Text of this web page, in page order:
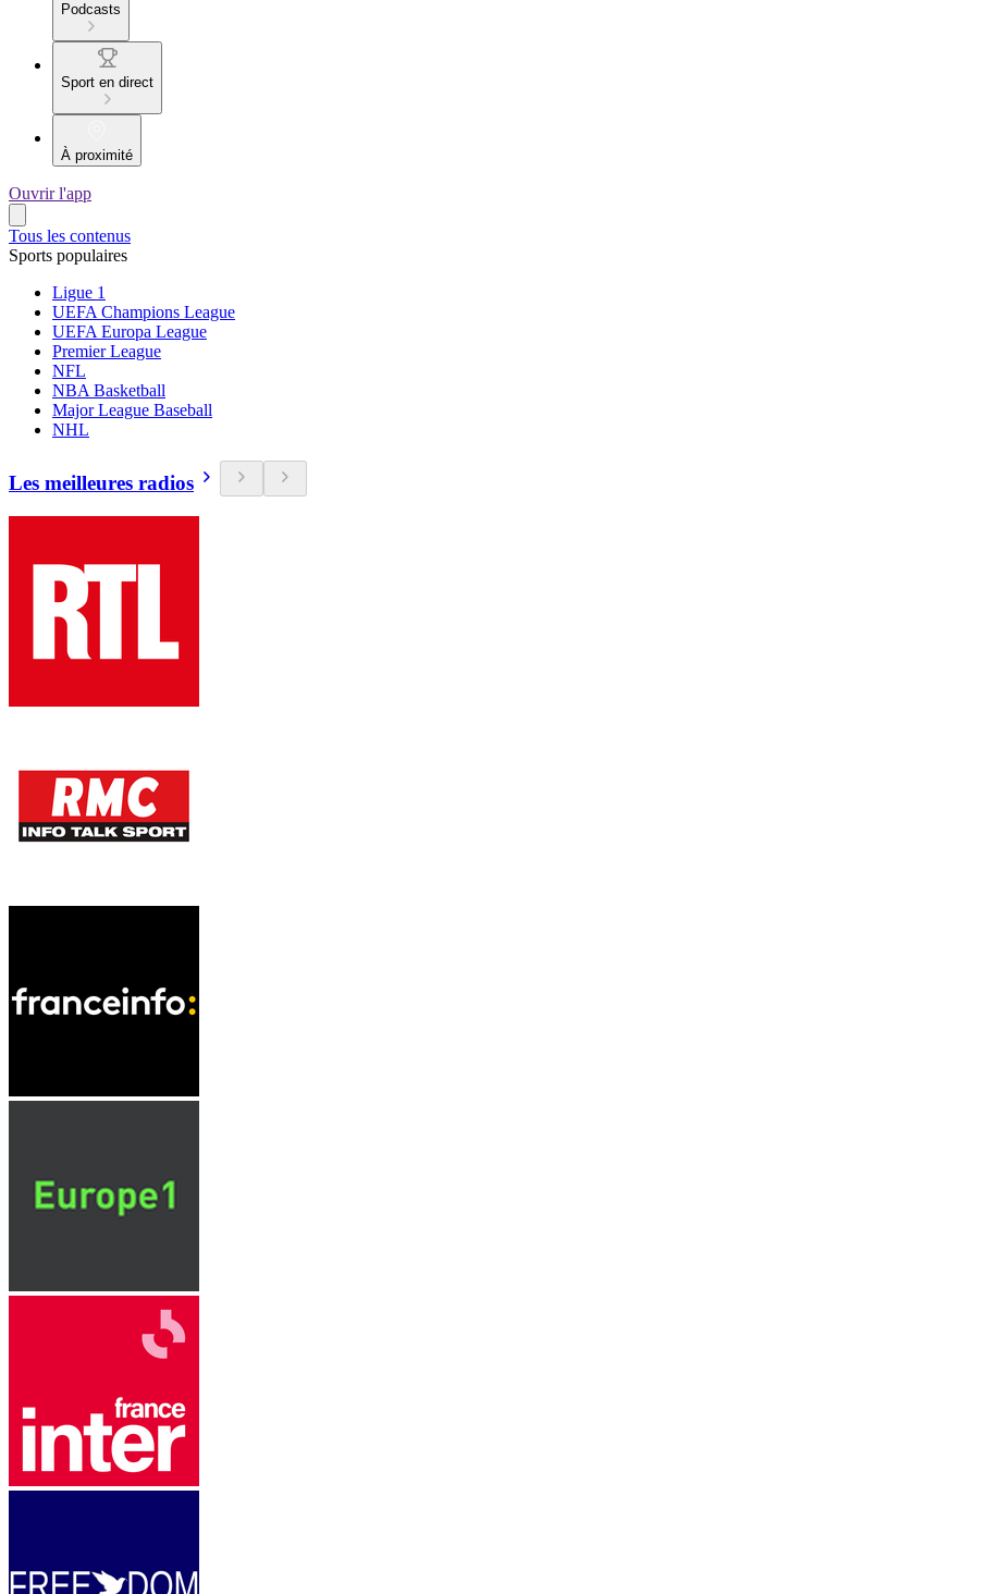
Podcasts
Sport en direct
À proximité
Ouvrir l'app
Tous les contenus
Sports populaires
Ligue 1
UEFA Champions League
UEFA Europa League
Premier League
NFL
NBA Basketball
Major League Baseball
NHL
Les meilleures radios